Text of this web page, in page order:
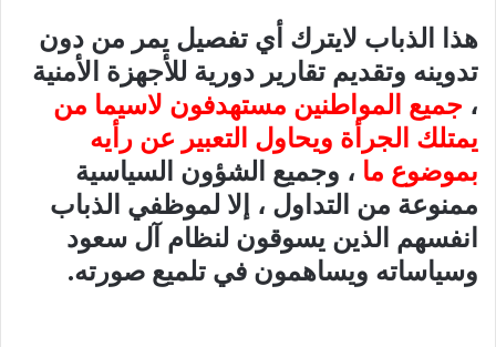
هذا الذباب لايترك أي تفصيل يمر من دون
تدوينه وتقديم تقارير دورية للأجهزة الأمنية
، جميع المواطنين مستهدفون لاسيما من
يمتلك الجرأة ويحاول التعبير عن رأيه
بموضوع ما ، وجميع الشؤون السياسية
ممنوعة من التداول ، إلا لموظفي الذباب
انفسهم الذين يسوقون لنظام آل سعود
وسياساته ويساهمون في تلميع صورته.